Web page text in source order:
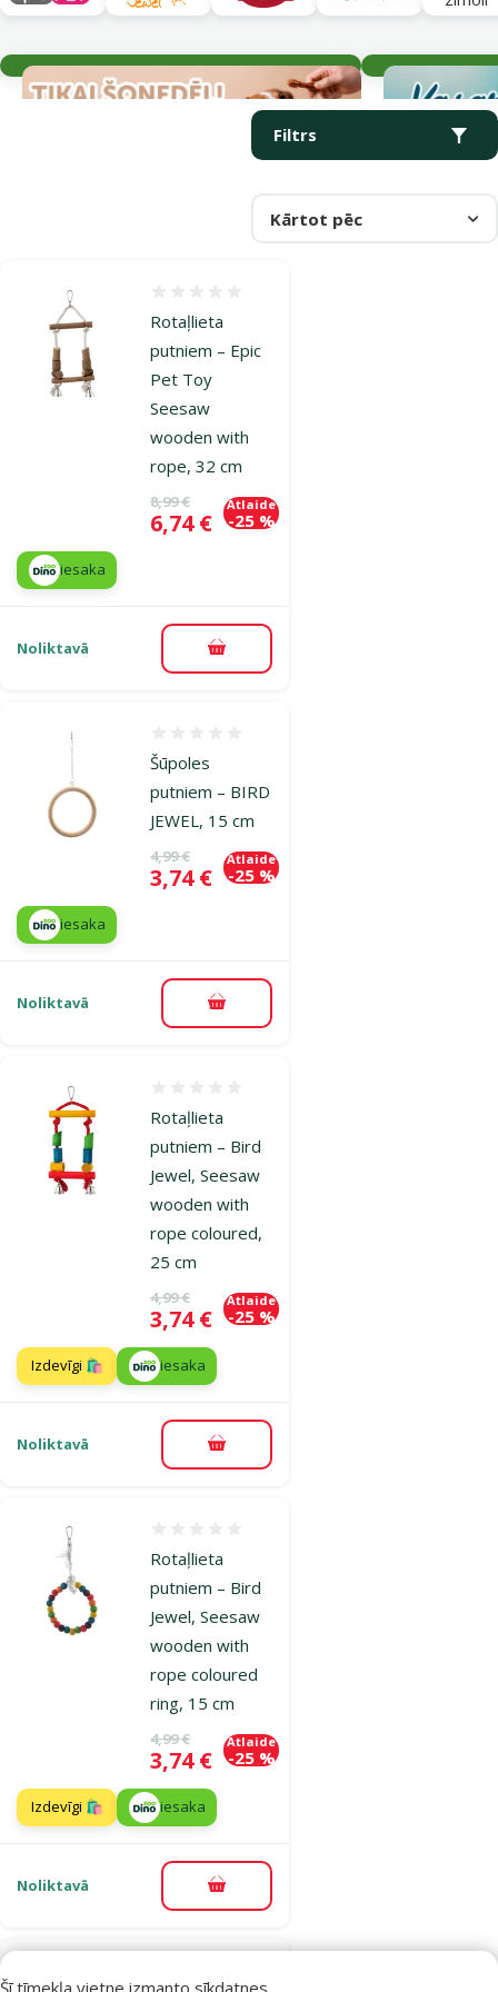
Šī tīmekļa vietne izmanto sīkdatnes
Filtrs
Kārtot pēc
Rotaļlieta
putniem – Epic
Pet Toy
Seesaw
wooden with
rope, 32 cm
Oriģinālā cena
8,99 €
Cena
6,74 €
Atlaide
-25 %
iesaka
Noliktavā Pievienot grozam
Šūpoles
putniem – BIRD
JEWEL, 15 cm
Oriģinālā cena
4,99 €
Cena
3,74 €
Atlaide
-25 %
iesaka
Noliktavā Pievienot grozam
Rotaļlieta
putniem – Bird
Jewel, Seesaw
wooden with
rope coloured,
25 cm
Oriģinālā cena
4,99 €
Cena
3,74 €
Atlaide
-25 %
Izdevīgi 🛍️ iesaka
Noliktavā Pievienot grozam
Rotaļlieta
putniem – Bird
Jewel, Seesaw
wooden with
rope coloured
ring, 15 cm
Oriģinālā cena
4,99 €
Cena
3,74 €
Atlaide
-25 %
Izdevīgi 🛍️ iesaka
Noliktavā Pievienot grozam